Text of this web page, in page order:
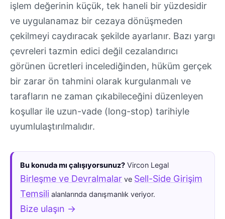
işlem değerinin küçük, tek haneli bir yüzdesidir
ve uygulanamaz bir cezaya dönüşmeden
çekilmeyi caydıracak şekilde ayarlanır. Bazı yargı
çevreleri tazmin edici değil cezalandırıcı
görünen ücretleri incelediğinden, hüküm gerçek
bir zarar ön tahmini olarak kurgulanmalı ve
tarafların ne zaman çıkabileceğini düzenleyen
koşullar ile uzun-vade (long-stop) tarihiyle
uyumlulaştırılmalıdır.
Bu konuda mı çalışıyorsunuz? Vircon Legal
Birleşme ve Devralmalar ve Sell-Side Girişim
Temsili alanlarında danışmanlık veriyor.
Bize ulaşın →